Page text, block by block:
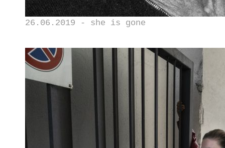
26.06.2019 - she is gone